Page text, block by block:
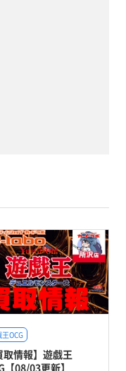
OCG
取情報】遊戯王
【08/03更新】